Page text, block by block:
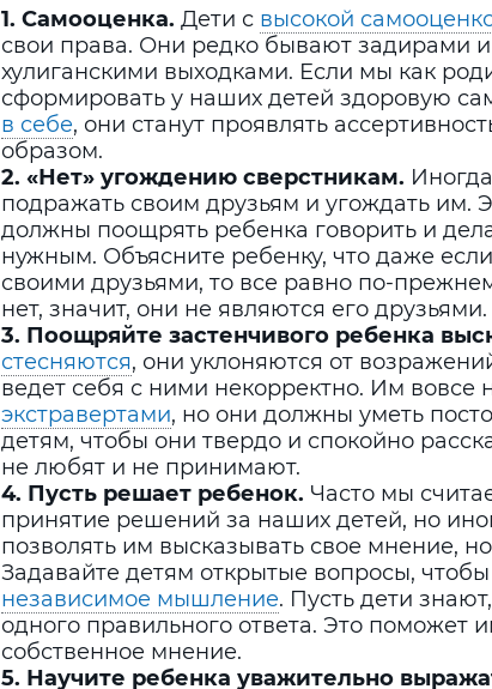
1. Самооценка. Дети с высокой
свои права. Они редко бывают задирами
хулиганскими выходками. Если мы как
сформировать у наших детей здоровую
в себе, они станут проявлять
образом.
2. «Нет» угождению сверстникам.
подражать своим друзьям и угождать им.
должны поощрять ребенка говорить и
нужным. Объясните ребенку, что даже
своими друзьями, то все равно по-
нет, значит, они не являются его друзьями.
3. Поощряйте застенчивого ребенка
стесняются, они уклоняются от
ведет себя с ними некорректно. Им вовсе
экстравертами, но они должны уметь
детям, чтобы они твердо и спокойно
не любят и не принимают.
4. Пусть решает ребенок. Часто мы
принятие решений за наших детей, но
позволять им высказывать свое мнение,
Задавайте детям открытые вопросы,
независимое мышление. Пусть дети
одного правильного ответа. Это поможет
собственное мнение.
5. Научите ребенка уважительно